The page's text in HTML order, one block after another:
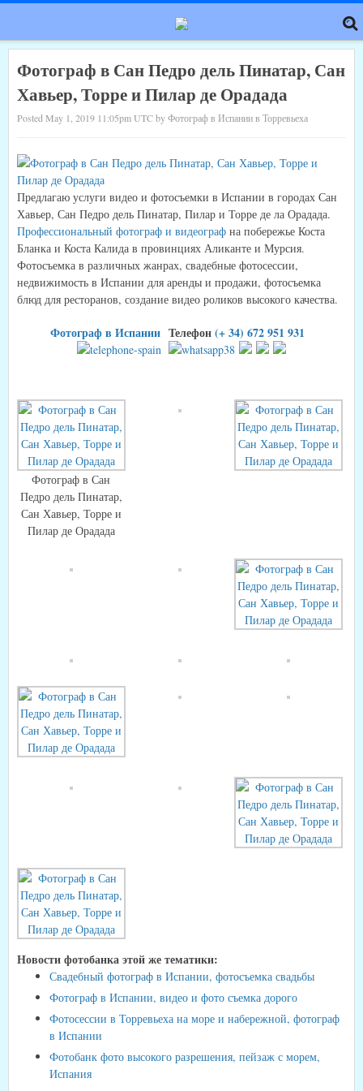
Фотограф в Сан Педро дель Пинатар, Сан
Хавьер, Торре и Пилар де Орадада
Posted May 1, 2019 11:05pm UTC by Фотограф в Испании в Торревьеха
Предлагаю услуги видео и фотосъемки в Испании в городах Сан
Хавьер, Сан Педро дель Пинатар, Пилар и Торре де ла Орадада.
Профессиональный фотограф и видеограф на побережье Коста
Бланка и Коста Калида в провинциях Аликанте и Мурсия.
Фотосъемка в различных жанрах, свадебные фотосессии,
недвижимость в Испании для аренды и продажи, фотосъемка
блюд для ресторанов, создание видео роликов высокого качества.
Фотограф в Испании Телефон(+ 34) 672 951 931
Фотограф в Сан
Педро дель Пинатар,
Сан Хавьер, Торре и
Пилар де Орадада
Новости фотобанка этой же тематики:
Свадебный фотограф в Испании, фотосъемка свадьбы
Фотограф в Испании, видео и фото съемка дорого
Фотосессии в Торревьеха на море и набережной, фотограф
в Испании
Фотобанк фото высокого разрешения, пейзаж с морем,
Испания